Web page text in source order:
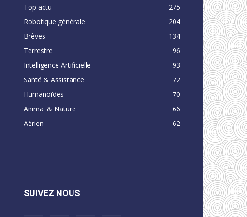
Top actu
275
Robotique générale
204
Brèves
134
Terrestre
96
Intelligence Artificielle
93
Santé & Assistance
72
Humanoïdes
70
Animal & Nature
66
Aérien
62
SUIVEZ NOUS